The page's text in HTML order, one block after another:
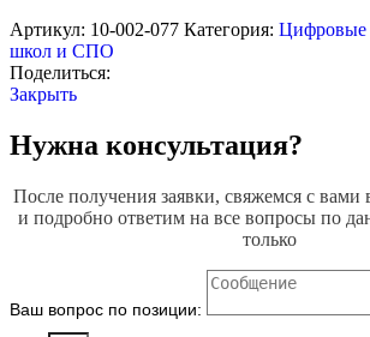
Артикул: 10-002-077 Категория: Цифровые
школ и СПО
Поделиться:
Закрыть
Нужна консультация?
После получения заявки, свяжемся с
и подробно ответим на все вопросы по
только
Ваш вопрос по позиции: